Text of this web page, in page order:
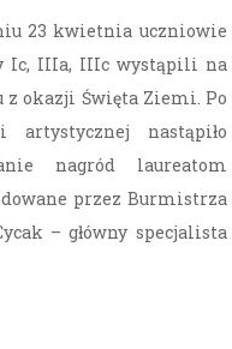
23 kwietnia uczniowie
Ic, IIIa, IIIc wystąpili na
z okazji Święta Ziemi. Po
artystycznej nastąpiło
nagród laureatom
przez Burmistrza
– główny specjalista